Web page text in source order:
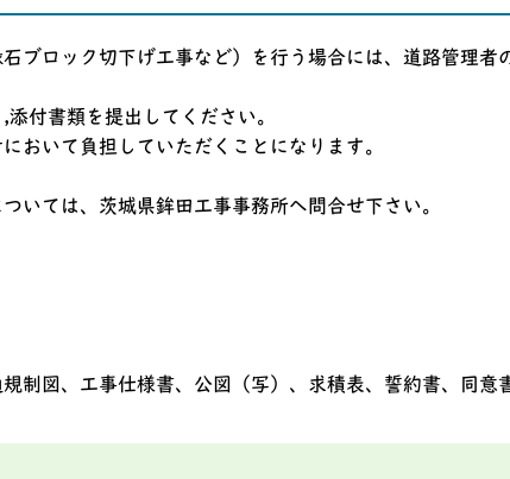
ブロック切下げ工事など）を行う場合には、道路管理者
付書類を提出してください。
おいて負担していただくことになります。
いては、茨城県鉾田工事事務所へ問合せ下さい。
制図、工事仕様書、公図（写）、求積表、誓約書、同意